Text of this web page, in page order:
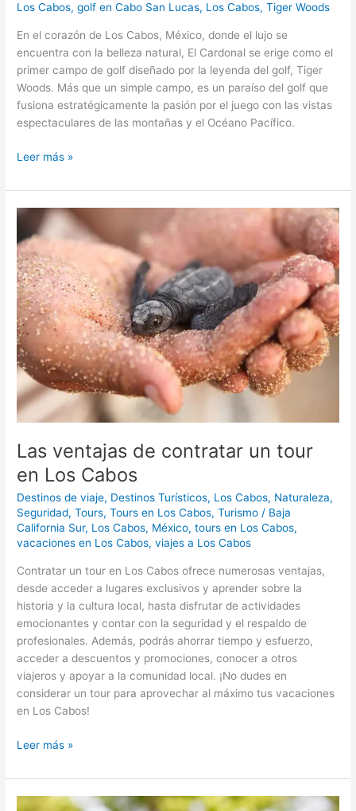
Los Cabos,golf en Cabo San Lucas, Los Cabos,Tiger Woods
En el corazón de Los Cabos, México, donde el lujo se
encuentra con la belleza natural, El Cardonal se erige como el
primer campo de golf diseñado por la leyenda del golf, Tiger
Woods. Más que un simple campo, es un paraíso del golf que
fusiona estratégicamente la pasión por el juego con las vistas
espectaculares de las montañas y el Océano Pacífico.
Leer más »
Las ventajas de contratar un tour
en Los Cabos
Destinos de viaje, Destinos Turísticos, Los Cabos, Naturaleza,
Seguridad,Tours,Tours en Los Cabos,Turismo / Baja
California Sur, Los Cabos, México,tours en Los Cabos,
vacaciones en Los Cabos,viajes a Los Cabos
Contratar un tour en Los Cabos ofrece numerosas ventajas,
desde acceder a lugares exclusivos y aprender sobre la
historia y la cultura local, hasta disfrutar de actividades
emocionantes y contar con la seguridad y el respaldo de
profesionales. Además, podrás ahorrar tiempo y esfuerzo,
acceder a descuentos y promociones, conocer a otros
viajeros y apoyar a la comunidad local. ¡No dudes en
considerar un tour para aprovechar al máximo tus vacaciones
en Los Cabos!
Las
ventajas
de
contratar
un
tour
en
Los
Cabos
Leer más »
Descifrando